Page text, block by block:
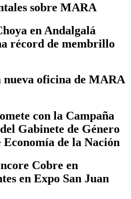
sobre MARA
en Andalgalá
récord de membrillo
oficina de MARA
con la Campaña
Gabinete de Género
de la Nación
Cobre en
en Expo San Juan